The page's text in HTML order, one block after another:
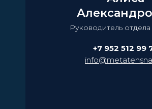
Руководитель
+7 952 512 99